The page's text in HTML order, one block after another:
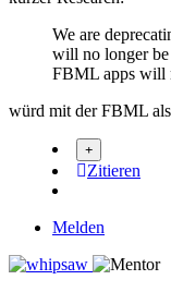
We are
will no longer be
FBML apps will
würd mit der FBML
Zitieren
Melden